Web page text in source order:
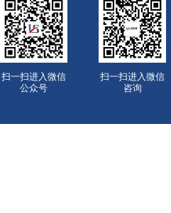
扫一扫进入微信
公众号
扫一扫进入微信
咨询